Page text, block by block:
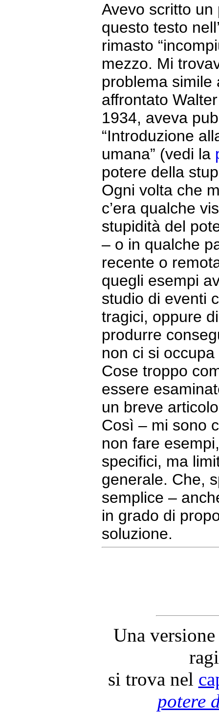
Avevo scritto
questo testo
rimasto
mezzo. Mi
problema simile
affrontato
1934, aveva
“Introduzione
umana” (vedi la
potere della
Ogni volta che
c’era qualche
stupidità del
– o in qualche
recente o
quegli esempi
studio di eventi
tragici, oppure
produrre
non ci si
Cose troppo
essere
un breve
Così – mi sono
non fare
specifici, ma
generale. Che,
semplice –
in grado di
soluzione.
Una
si trova nel
potere